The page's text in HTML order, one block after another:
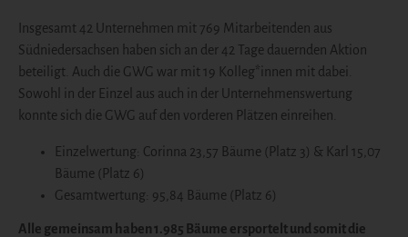
Insgesamt 42 Unternehmen mit 769 Mitarbeitenden aus
Südniedersachsen haben sich an der 42 Tage dauernden Aktion
beteiligt. Auch die GWG war mit 19 Kolleg*innen mit dabei.
Sowohl in der Einzel aus auch in der Unternehmenswertung
konnte sich die GWG auf den vorderen Plätzen einreihen.
Einzelwertung: Corinna 23,57 Bäume (Platz 3) & Karl 15,07
Bäume (Platz 6)
Gesamtwertung: 95,84 Bäume (Platz 6)
Alle gemeinsam haben 1.985 Bäume ersportelt und somit die